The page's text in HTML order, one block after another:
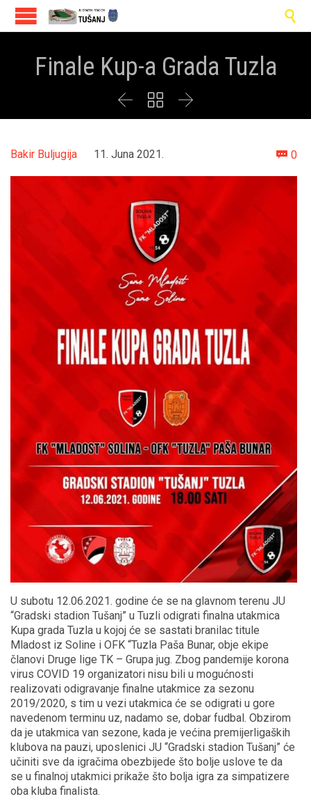

Finale Kup-a Grada Tuzla
  
Bakir Buljugija 11. Juna 2021.  0
U subotu 12.06.2021. godine će se na glavnom terenu JU
“Gradski stadion Tušanj” u Tuzli odigrati finalna utakmica
Kupa grada Tuzla u kojoj će se sastati branilac titule
Mladost iz Soline i OFK “Tuzla Paša Bunar, obje ekipe
članovi Druge lige TK – Grupa jug. Zbog pandemije korona
virus COVID 19 organizatori nisu bili u mogućnosti
realizovati odigravanje finalne utakmice za sezonu
2019/2020, s tim u vezi utakmica će se odigrati u gore
navedenom terminu uz, nadamo se, dobar fudbal. Obzirom
da je utakmica van sezone, kada je većina premijerligaških
klubova na pauzi, uposlenici JU “Gradski stadion Tušanj” će
učiniti sve da igračima obezbijede što bolje uslove te da
se u finalnoj utakmici prikaže što bolja igra za simpatizere
oba kluba finalista.